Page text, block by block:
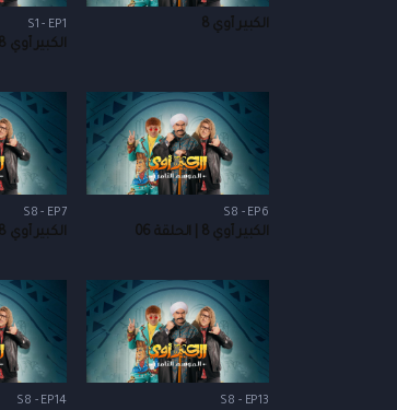
الكبير أوي 8 S1 - EP1
الكبير أوي 8 | الحلقة 01
S8 - EP6
الكبير أوي 8 | الحلقة 06
S8 - EP7
الكبير أوي 8 | الحلقة 07
S8 - EP13
S8 - EP14